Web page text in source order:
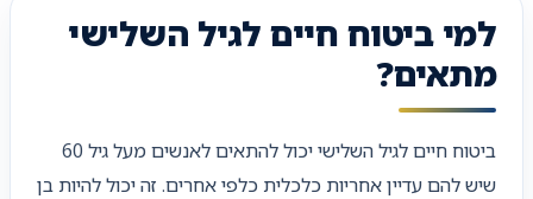
למי ביטוח חיים לגיל השלישי
מתאים?
ביטוח חיים לגיל השלישי יכול להתאים לאנשים מעל גיל 60
שיש להם עדיין אחריות כלכלית כלפי אחרים. זה יכול להיות בן